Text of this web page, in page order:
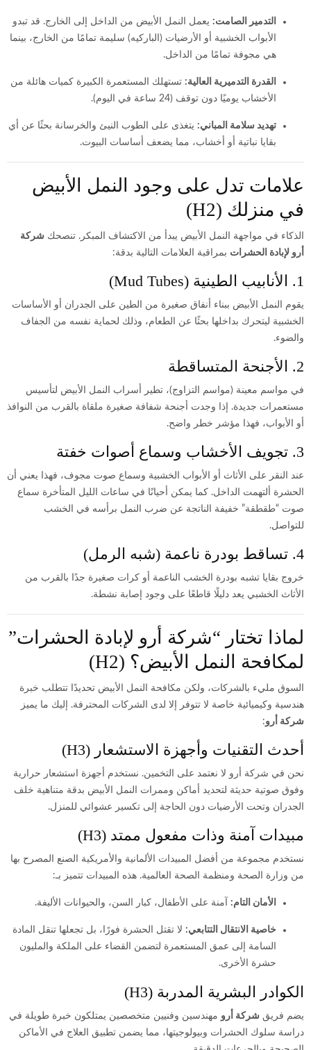
التدمير الصامت: يعمل النمل الأبيض من الداخل إلى الخارج. قد تبدو
الأبواب الخشبية أو الأرضيات (الباركيه) سليمة تمامًا من الخارج، بينما
هي مجوفة تمامًا من الداخل.
القدرة التدميرية العالية: تستهلك المستعمرة الكبيرة كميات هائلة من
الأخشاب يوميًا دون توقف (24 ساعة في اليوم).
تهديد سلامة المباني: يتغذى على الطوب النيئ والخرسانة بحثًا عن أي
بقايا نباتية أو أخشاب، مما يضعف أساسات البيوت.
علامات تدل على وجود النمل الأبيض
في منزلك (H2)
الذكاء في مواجهة النمل الأبيض يبدأ من الاكتشاف المبكر. تنصحك شركة
أرو لإبادة الحشرات بمراقبة العلامات التالية بدقة:
1. الأنابيب الطينية (Mud Tubes)
يقوم النمل الأبيض ببناء أنفاق صغيرة من الطين على الجدران أو الأساسات
الخشبية ليتحرك بداخلها بحثًا عن الطعام، وذلك لحماية نفسه من الجفاف
والضوء.
2. الأجنحة المتساقطة
في مواسم معينة (مواسم التزاوج)، تطير أسراب النمل الأبيض لتأسيس
مستعمرات جديدة. إذا وجدت أجنحة شفافة صغيرة ملقاة بالقرب من النوافذ
أو الأبواب، فهذا مؤشر خطر واضح.
3. تجويف الأخشاب وسماع أصوات خفتة
عند النقر على الأثاث أو الأبواب الخشبية وسماع صوت مجوف، فهذا يعني أن
الحشرة ألتهمت الداخل. كما يمكن أحيانًا في ساعات الليل المتأخرة سماع
صوت “طقطقة” خفيفة الناتجة عن ضرب النمل برأسه في الخشب
للتواصل.
4. تساقط بودرة ناعمة (شبه الرمل)
خروج بقايا تشبه بودرة الخشب الناعمة أو كرات صغيرة جدًا بالقرب من
الأثاث الخشبي يعد دليلًا قاطعًا على وجود إصابة نشطة.
لماذا تختار “شركة أرو لإبادة الحشرات”
لمكافحة النمل الأبيض؟ (H2)
السوق مليء بالشركات، ولكن مكافحة النمل الأبيض تحديدًا تتطلب خبرة
هندسية وكيميائية خاصة لا تتوفر إلا لدى الشركات المحترفة. إليك ما يميز
شركة أرو:
أحدث التقنيات وأجهزة الاستشعار (H3)
نحن في شركة أرو لا نعتمد على التخمين. نستخدم أجهزة استشعار حرارية
وفوق صوتية حديثة لتحديد أماكن وممرات النمل الأبيض بدقة متناهية خلف
الجدران وتحت الأرضيات دون الحاجة إلى تكسير عشوائي للمنزل.
مبيدات آمنة وذات مفعول ممتد (H3)
نستخدم مجموعة من أفضل المبيدات الألمانية والأمريكية الصنع المصرح بها
من وزارة الصحة ومنظمة الصحة العالمية. هذه المبيدات تتميز بـ:
الأمان التام: آمنة على الأطفال، كبار السن، والحيوانات الأليفة.
خاصية الانتقال التتابعي: لا تقتل الحشرة فورًا، بل تجعلها تنقل المادة
السامة إلى عمق المستعمرة لتضمن القضاء على الملكة والمليون
حشرة الأخرى.
الكوادر البشرية المدربة (H3)
يضم فريق شركة أرو مهندسين وفنيين متخصصين يمتلكون خبرة طويلة في
دراسة سلوك الحشرات وبيولوجيتها، مما يضمن تطبيق العلاج في الأماكن